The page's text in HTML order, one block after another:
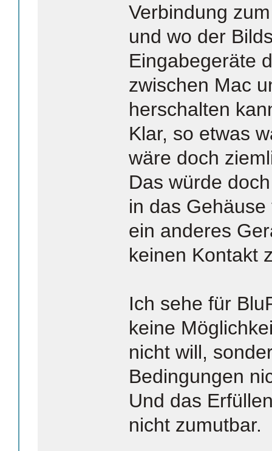
Verbindung
und wo der
Eingabegeräte
zwischen Mac
herschalten
Klar, so etwas
wäre doch
Das würde
in das
ein anderes
keinen Kontakt
Ich sehe für
keine
nicht will,
Bedingungen
Und das
nicht zumutbar.